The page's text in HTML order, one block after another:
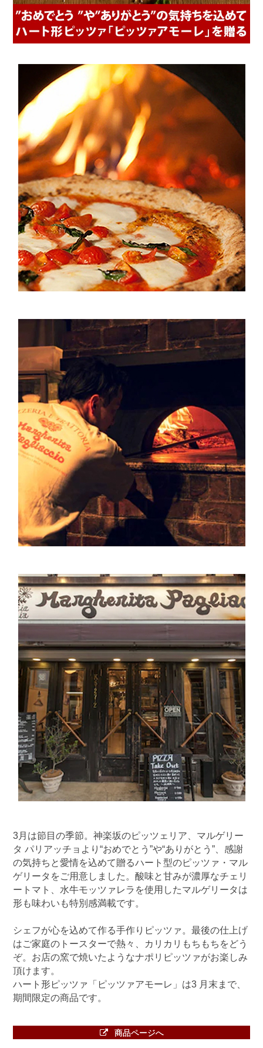
3月は節目の季節。神楽坂のピッツェリア、マルゲリー
タ パリアッチョより“おめでとう”や“ありがとう”、感謝
の気持ちと愛情を込めて贈るハート型のピッツァ・マル
ゲリータをご用意しました。酸味と甘みが濃厚なチェリ
ートマト、水牛モッツァレラを使用したマルゲリータは
形も味わいも特別感満載です。
シェフが心を込めて作る手作りピッツァ。最後の仕上げ
はご家庭のトースターで熱々、カリカリもちもちをどう
ぞ。お店の窯で焼いたようなナポリピッツァがお楽しみ
頂けます。
ハート形ピッツァ「ピッツァアモーレ」は3 月末まで、
期間限定の商品です。
商品ページへ